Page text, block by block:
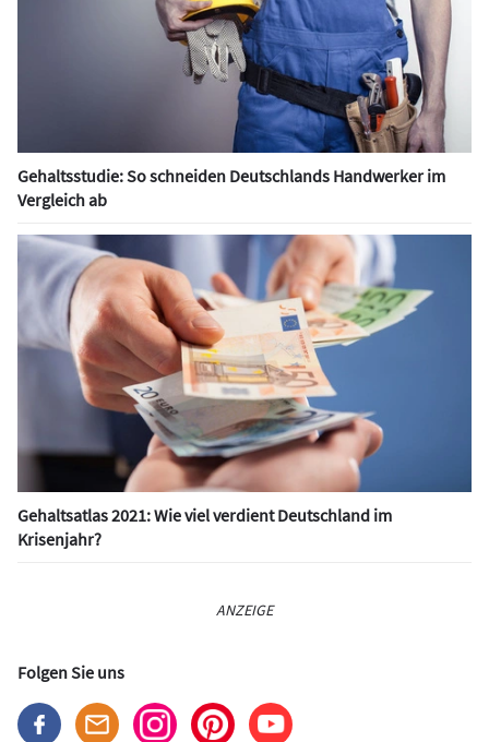
Gehaltsstudie: So schneiden Deutschlands Handwerker im
Vergleich ab
Gehaltsatlas 2021: Wie viel verdient Deutschland im
Krisenjahr?
ANZEIGE
Folgen Sie uns